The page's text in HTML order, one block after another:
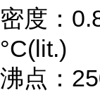
密度：
°C(lit.)
沸点：